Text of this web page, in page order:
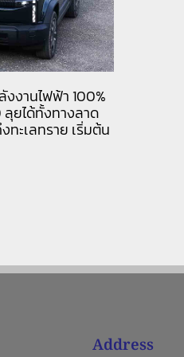
งานไฟฟ้า 100%
ลุยได้ทั้งทางลาด
ทะเลทราย เริ่มต้น
Address